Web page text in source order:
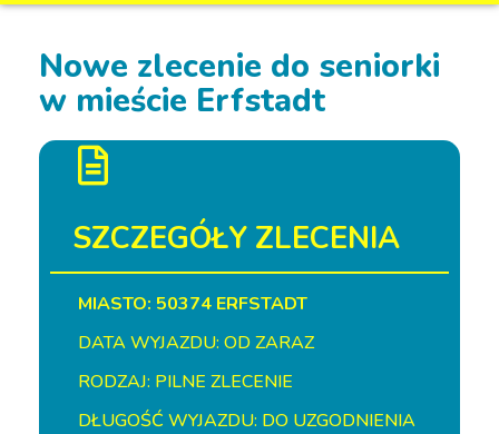
Nowe zlecenie do seniorki
w mieście Erfstadt
SZCZEGÓŁY ZLECENIA
MIASTO: 50374 ERFSTADT
DATA WYJAZDU: OD ZARAZ
RODZAJ: PILNE ZLECENIE
DŁUGOŚĆ WYJAZDU: DO UZGODNIENIA